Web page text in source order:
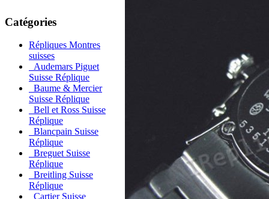
Catégories
Répliques Montres
suisses
Audemars Piguet
Suisse Réplique
Baume & Mercier
Suisse Réplique
Bell et Ross Suisse
Réplique
Blancpain Suisse
Réplique
Breguet Suisse
Réplique
Breitling Suisse
Réplique
Cartier Suisse